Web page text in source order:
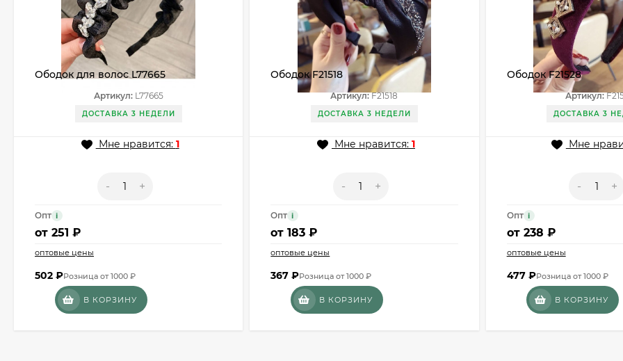
Ободок для волос L77665
Артикул:L77665
ДОСТАВКА 3 НЕДЕЛИ
Мне нравится: 1
- +
Опт i
от 251 ₽
оптовые цены
502 ₽Розница от 1000 ₽
В КОРЗИНУ
Ободок F21518
Артикул:F21518
ДОСТАВКА 3 НЕДЕЛИ
Мне нравится: 1
- +
Опт i
от183 ₽
оптовые цены
367₽Розница от 1000 ₽
В КОРЗИНУ
Ободок F21528
Артикул:
ДОСТАВКА 3
Мне
- +
Опт i
от 238 ₽
оптовые цены
477 ₽Розница от 1000 ₽
В КОРЗИНУ